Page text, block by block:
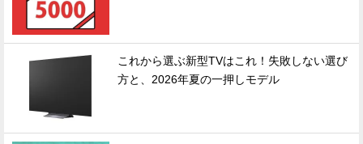
これから選ぶ新型TVはこれ！失敗しない選び
方と、2026年夏の一押しモデル